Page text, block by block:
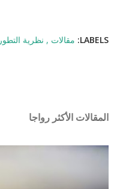
LABELS: مقالات نظرية التطور
المقالات الأكثر رواجا